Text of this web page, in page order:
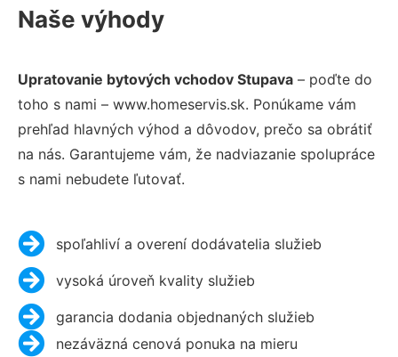
Naše výhody
Upratovanie bytových vchodov Stupava – poďte do
toho s nami – www.homeservis.sk. Ponúkame vám
prehľad hlavných výhod a dôvodov, prečo sa obrátiť
na nás. Garantujeme vám, že nadviazanie spolupráce
s nami nebudete ľutovať.
spoľahliví a overení dodávatelia služieb
vysoká úroveň kvality služieb
garancia dodania objednaných služieb
nezáväzná cenová ponuka na mieru